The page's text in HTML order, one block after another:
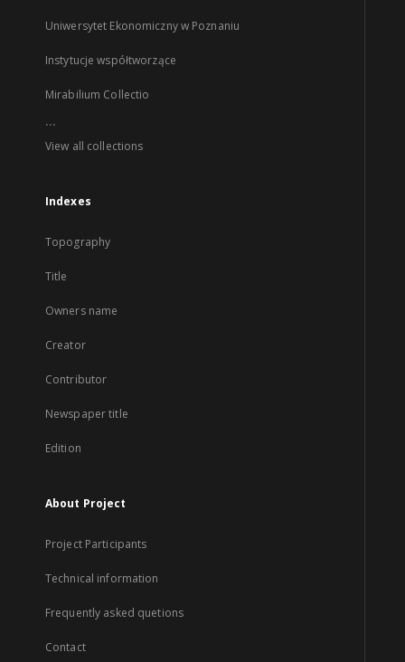
Uniwersytet Ekonomiczny w Poznaniu
Instytucje współtworzące
Mirabilium Collectio
...
View all collections
Indexes
Topography
Title
Owners name
Creator
Contributor
Newspaper title
Edition
About Project
Project Participants
Technical information
Frequently asked quetions
Contact